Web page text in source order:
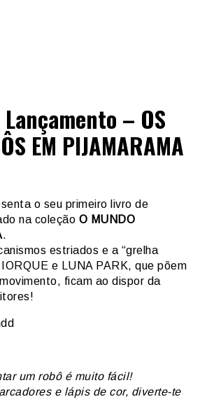
– OS
EM PIJAMARAMA
o seu primeiro livro de
na coleção O MUNDO
.
estriados e a “grelha
e LUNA PARK, que põem
ficam ao dispor da
um robô é muito fácil!
e lápis de cor, diverte-te